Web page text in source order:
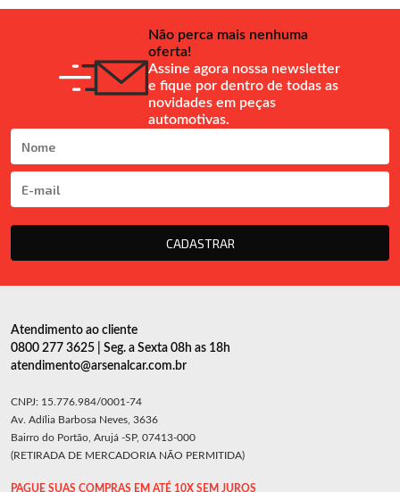
Não perca mais nenhuma
oferta!
Assine agora nossa newsletter
e fique por dentro de todas as
novidades em peças
automotivas.
CADASTRAR
Atendimento ao cliente
0800 277 3625 | Seg. a Sexta 08h as 18h
atendimento@arsenalcar.com.br
CNPJ: 15.776.984/0001-74
Av. Adília Barbosa Neves, 3636
Bairro do Portão, Arujá -SP, 07413-000
(RETIRADA DE MERCADORIA NÃO PERMITIDA)
PAGUE SUAS COMPRAS EM ATÉ 10X SEM JUROS